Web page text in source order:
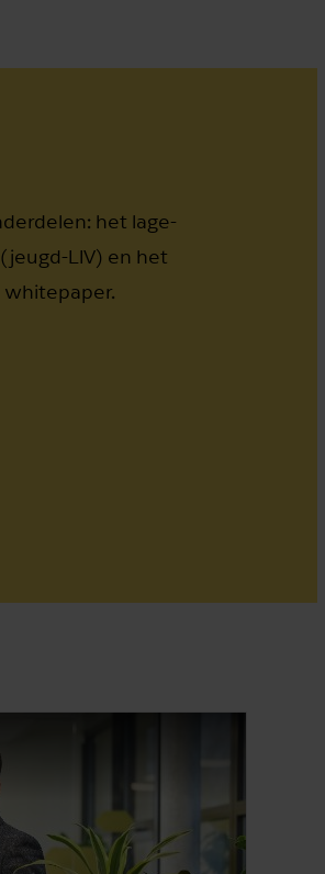
het lage-
LIV) en het
whitepaper.